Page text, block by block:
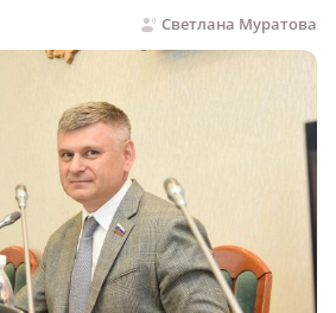
Светлана Муратова